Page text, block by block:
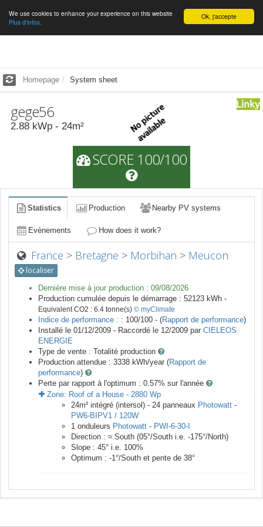
English Ok, j'accepte
We use cookies to enhance your experience on this website
Plus d'infos.
Homepage System sheet
gege56
2.88 kWp - 24m²
SCORE 100/100
Statistics Production Nearby PV systems
Evènements How does it work?
France > Bretagne > Morbihan > Meucon
localiser
Dernière mise à jour production : 09/08/2026
Production cumulée depuis le démarrage : 52123 kWh -
Equivalent CO2 : 6.4 tonne(s) © myClimate
Indice de performance : : 100/100 - (Rapport de performance)
Installé le 01/12/2009 - Raccordé le 12/2009 par CIELEOS
ENERGIE
Type de vente : Totalité production
Production attendue : 3338 kWh/year (Rapport de
performance)
Perte par rapport à l'optimum : 0.57% sur l'année
Zone: Roof of a House - 2880 Wp
24m² intégré (intersol) - 24 panneaux Photowatt -
PW6-BIPV1 / 120W
1 onduleurs Photowatt - PWI-6-30-I
Direction : ≈ South (05°/South i.e. -175°/North)
Slope : 45° i.e. 100%
Optimum : -1°/South et pente de 38°